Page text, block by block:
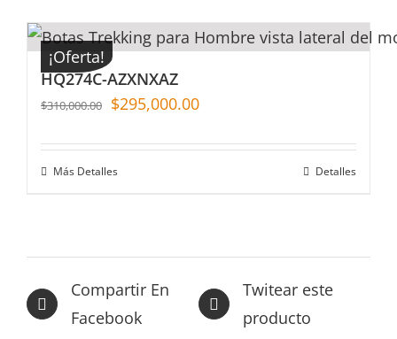
¡Oferta!
HQ274C-AZXNXAZ
$310,000.00 $295,000.00
Más Detalles Detalles
Compartir En
Facebook
Twitear este
producto